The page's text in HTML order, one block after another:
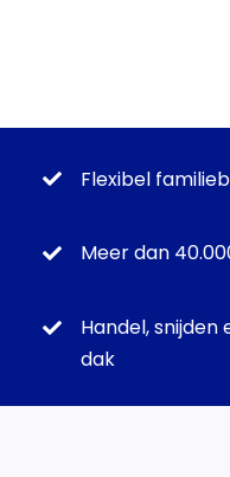
Flexibel
Meer dan
Handel,
dak